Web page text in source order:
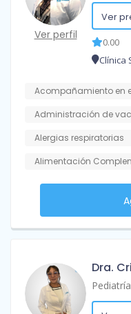
Ver perfil
Ver
0.00
Clínica
Acompañamiento en
Administración de
Alergias respiratorias
Alimentación
Dra.
Pediatría